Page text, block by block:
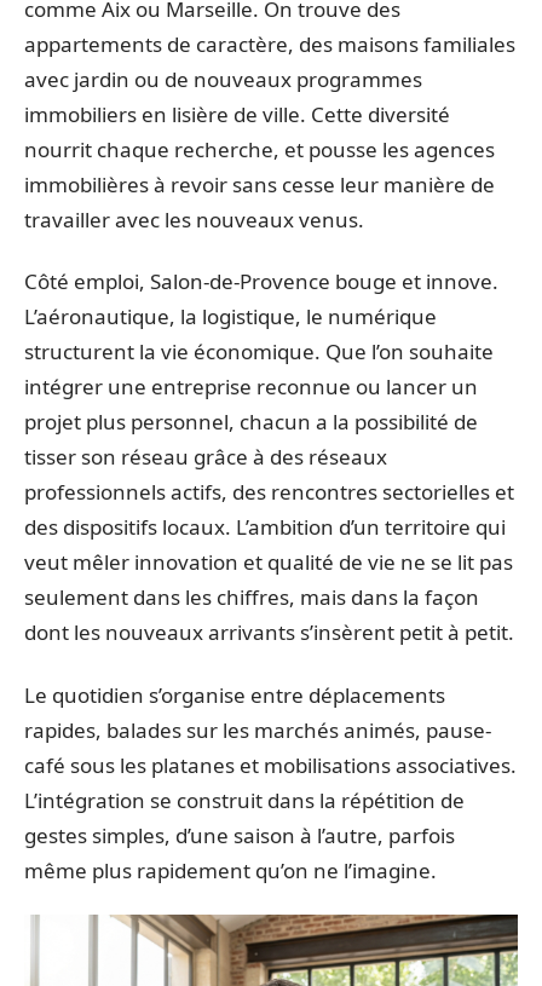
comme Aix ou Marseille. On trouve des
appartements de caractère, des maisons familiales
avec jardin ou de nouveaux programmes
immobiliers en lisière de ville. Cette diversité
nourrit chaque recherche, et pousse les agences
immobilières à revoir sans cesse leur manière de
travailler avec les nouveaux venus.
Côté emploi, Salon-de-Provence bouge et innove.
L’aéronautique, la logistique, le numérique
structurent la vie économique. Que l’on souhaite
intégrer une entreprise reconnue ou lancer un
projet plus personnel, chacun a la possibilité de
tisser son réseau grâce à des réseaux
professionnels actifs, des rencontres sectorielles et
des dispositifs locaux. L’ambition d’un territoire qui
veut mêler innovation et qualité de vie ne se lit pas
seulement dans les chiffres, mais dans la façon
dont les nouveaux arrivants s’insèrent petit à petit.
Le quotidien s’organise entre déplacements
rapides, balades sur les marchés animés, pause-
café sous les platanes et mobilisations associatives.
L’intégration se construit dans la répétition de
gestes simples, d’une saison à l’autre, parfois
même plus rapidement qu’on ne l’imagine.